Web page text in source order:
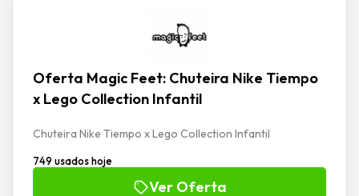
Oferta Magic Feet: Chuteira Nike Tiempo
x Lego Collection Infantil
Chuteira Nike Tiempo x Lego Collection Infantil
749 usados hoje
Ver Oferta